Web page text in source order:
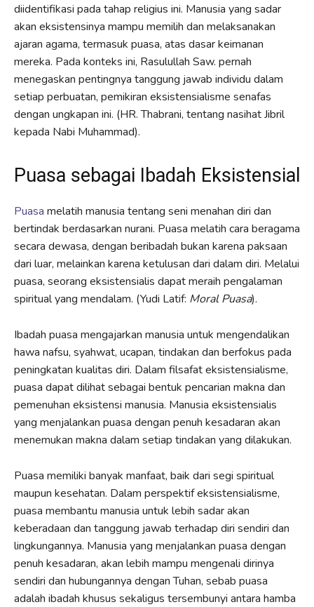
diidentifikasi pada tahap religius ini. Manusia yang sadar
akan eksistensinya mampu memilih dan melaksanakan
ajaran agama, termasuk puasa, atas dasar keimanan
mereka. Pada konteks ini, Rasulullah Saw. pernah
menegaskan pentingnya tanggung jawab individu dalam
setiap perbuatan, pemikiran eksistensialisme senafas
dengan ungkapan ini. (HR. Thabrani, tentang nasihat Jibril
kepada Nabi Muhammad).
Puasa sebagai Ibadah Eksistensial
Puasa melatih manusia tentang seni menahan diri dan
bertindak berdasarkan nurani. Puasa melatih cara beragama
secara dewasa, dengan beribadah bukan karena paksaan
dari luar, melainkan karena ketulusan dari dalam diri. Melalui
puasa, seorang eksistensialis dapat meraih pengalaman
spiritual yang mendalam. (Yudi Latif: Moral Puasa).
Ibadah puasa mengajarkan manusia untuk mengendalikan
hawa nafsu, syahwat, ucapan, tindakan dan berfokus pada
peningkatan kualitas diri. Dalam filsafat eksistensialisme,
puasa dapat dilihat sebagai bentuk pencarian makna dan
pemenuhan eksistensi manusia. Manusia eksistensialis
yang menjalankan puasa dengan penuh kesadaran akan
menemukan makna dalam setiap tindakan yang dilakukan.
Puasa memiliki banyak manfaat, baik dari segi spiritual
maupun kesehatan. Dalam perspektif eksistensialisme,
puasa membantu manusia untuk lebih sadar akan
keberadaan dan tanggung jawab terhadap diri sendiri dan
lingkungannya. Manusia yang menjalankan puasa dengan
penuh kesadaran, akan lebih mampu mengenali dirinya
sendiri dan hubungannya dengan Tuhan, sebab puasa
adalah ibadah khusus sekaligus tersembunyi antara hamba